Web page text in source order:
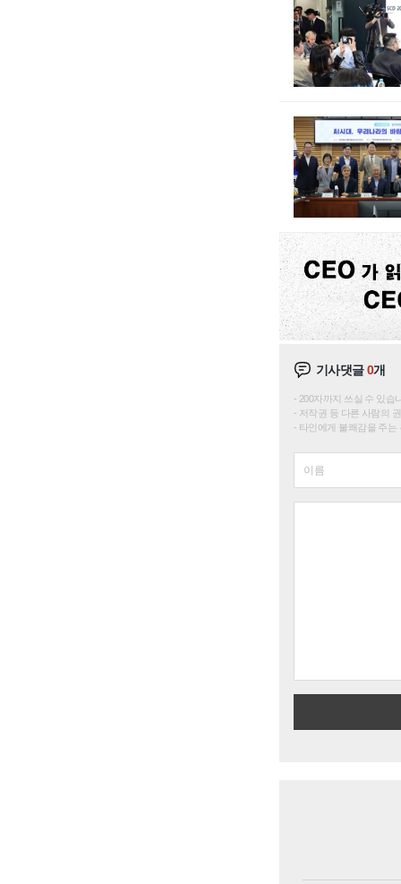
기사댓글0개
200자까지 쓰실 수 있습
저작권 등 다른 사람의
타인에게 불쾌감을 주는